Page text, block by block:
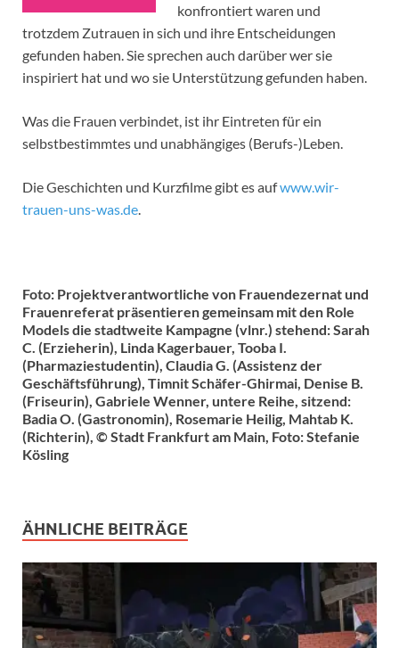
konfrontiert waren und
trotzdem Zutrauen in sich und ihre Entscheidungen
gefunden haben. Sie sprechen auch darüber wer sie
inspiriert hat und wo sie Unterstützung gefunden haben.
Was die Frauen verbindet, ist ihr Eintreten für ein
selbstbestimmtes und unabhängiges (Berufs-)Leben.
Die Geschichten und Kurzfilme gibt es aufwww.wir-
trauen-uns-was.de.
Foto: Projektverantwortliche von Frauendezernat und
Frauenreferat präsentieren gemeinsam mit den Role
Models die stadtweite Kampagne (vlnr.) stehend: Sarah
C. (Erzieherin), Linda Kagerbauer, Tooba I.
(Pharmaziestudentin), Claudia G. (Assistenz der
Geschäftsführung), Timnit Schäfer-Ghirmai, Denise B.
(Friseurin), Gabriele Wenner, untere Reihe, sitzend:
Badia O. (Gastronomin), Rosemarie Heilig, Mahtab K.
(Richterin), © Stadt Frankfurt am Main, Foto: Stefanie
Kösling
ÄHNLICHE BEITRÄGE